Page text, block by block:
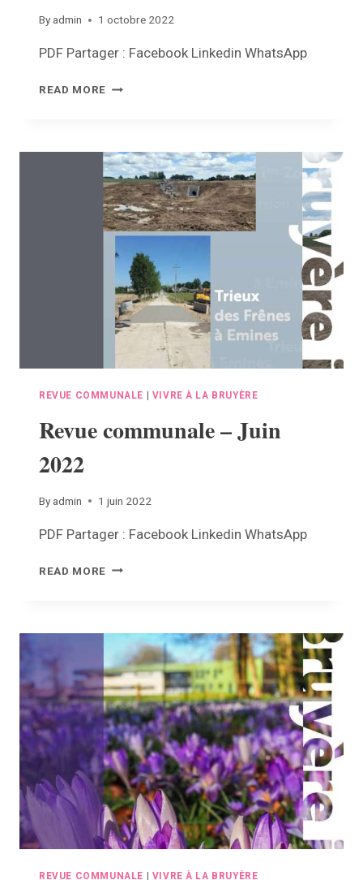
By admin 1 octobre 2022
PDF Partager : Facebook Linkedin WhatsApp
READ MORE REVUE
2022
REVUE COMMUNALE VIVRE À LA BRUYÈRE
Revue communale – Juin
2022
By admin 1 juin 2022
PDF Partager : Facebook Linkedin WhatsApp
READ MORE REVUE
2022
REVUE COMMUNALE VIVRE À LA BRUYÈRE